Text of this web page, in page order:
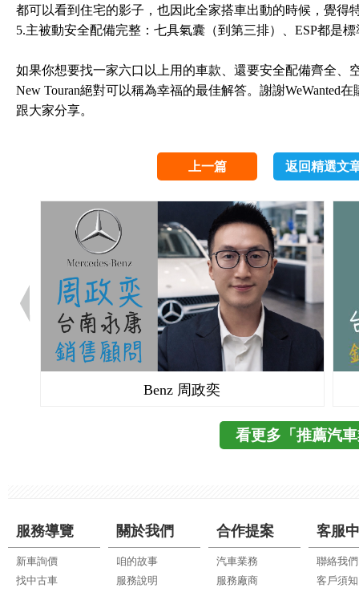
都可以看到住宅的影子，也因此全家搭車出動的時候，覺得
5.主被動安全配備完整：七具氣囊（到第三排）、ESP都是
如果你想要找一家六口以上用的車款、還要安全配備齊全、
New Touran絕對可以稱為幸福的最佳解答。謝謝WeWanted
跟大家分享。
上一篇 返回精選文
Volvo 楊曦
看更多「推薦汽
服務導覽
新車詢價
找中古車
關於我們
咱的故事
服務說明
合作提案
汽車業務
服務廠商
客服
聯絡我們
客戶須知